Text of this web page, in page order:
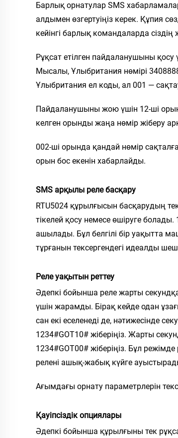
Барлық орнатулар SMS
алдымен өзгертуіңіз керек. Құпия
кейінгі барлық командаларда
Рұқсат етілген пайдаланушыны
Мысалы, Ұлыбритания нөмірі
Ұлыбритания ел коды, ал 001 —
Пайдаланушыны жою үшін 12-ші
келген орынды жаңа нөмір жіберу
002-ші орында қандай нөмір
орын бос екенін хабарлайды.
SMS арқылы реле басқару
RTU5024 құрылғысын басқарудың
тікелей қосу немесе өшіруге
ашылады. Бұл белгілі бір уақытта
тұрғанын тексергендегі идеалды
Реле уақытын реттеу
Әдепкі бойынша реле жарты
үшін жарамды. Бірақ кейде одан
сан екі еселенеді де, нәтижесінде
1234#GOT10# жіберіңіз. Жарты
1234#GOT00# жіберіңіз. Бұл
релені ашық-жабық күйге
Ағымдағы орнату параметрлерін
Қауіпсіздік опциялары
Әдепкі бойынша құрылғыны тек